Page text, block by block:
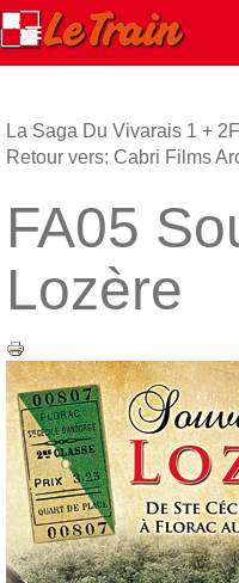
La Saga Du Vivarais 1 + 2
Retour vers: Cabri Films
FA05
Lozère